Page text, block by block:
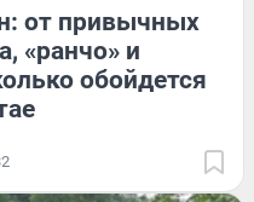
от привычных
«ранчо» и
обойдется